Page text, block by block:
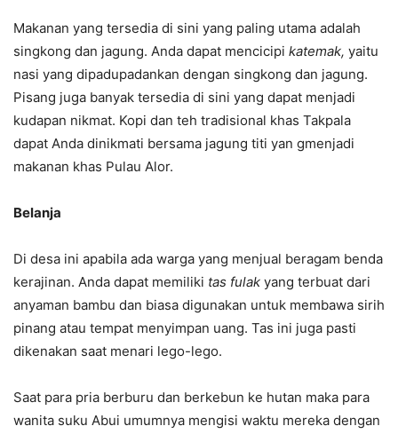
Makanan yang tersedia di sini yang paling utama adalah
singkong dan jagung. Anda dapat mencicipi katemak, yaitu
nasi yang dipadupadankan dengan singkong dan jagung.
Pisang juga banyak tersedia di sini yang dapat menjadi
kudapan nikmat. Kopi dan teh tradisional khas Takpala
dapat Anda dinikmati bersama jagung titi yan gmenjadi
makanan khas Pulau Alor.
Belanja
Di desa ini apabila ada warga yang menjual beragam benda
kerajinan. Anda dapat memiliki tas fulak yang terbuat dari
anyaman bambu dan biasa digunakan untuk membawa sirih
pinang atau tempat menyimpan uang. Tas ini juga pasti
dikenakan saat menari lego-lego.
Saat para pria berburu dan berkebun ke hutan maka para
wanita suku Abui umumnya mengisi waktu mereka dengan